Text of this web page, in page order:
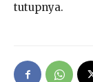
tutupnya.